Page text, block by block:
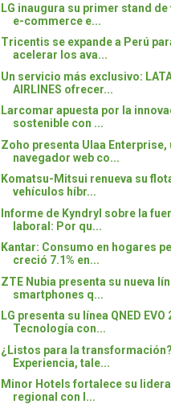
LG inaugura su primer stand de
e-commerce e...
Tricentis se expande a Perú
acelerar los ava...
Un servicio más exclusivo:
AIRLINES ofrecer...
Larcomar apuesta por la
sostenible con ...
Zoho presenta Ulaa Enterprise,
navegador web co...
Komatsu-Mitsui renueva su
vehículos híbr...
Informe de Kyndryl sobre la
laboral: Por qu...
Kantar: Consumo en hogares
creció 7.1% en...
ZTE Nubia presenta su nueva
smartphones q...
LG presenta su línea QNED EVO
Tecnología con...
¿Listos para la
Experiencia, tale...
Minor Hotels fortalece su
regional con l...